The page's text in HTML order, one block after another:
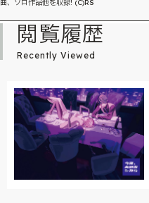
曲、ソロ作品他を収録! (C)RS
閲覧履歴
Recently Viewed